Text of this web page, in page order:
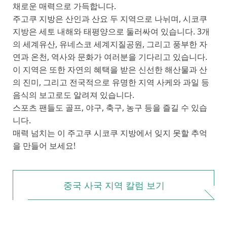
채로운 매력으로 가득합니다.
주고쿠 지방은 산인과 산요 두 지역으로 나뉘며, 시코쿠
지방은 세토 내해와 태평양으로 둘러싸여 있습니다. 3개
의 세계유산, 유네스코 세계지질공원, 그리고 풍부한 자
연과 온천, 역사와 문화가 여러분을 기다리고 있습니다.
이 지역은 또한 자연의 혜택을 받은 신선한 해산물과 산
의 진미, 그리고 전국적으로 유명한 지역 사케와 과일 등
음식의 보고로도 알려져 있습니다.
스포츠 팬들도 골프, 야구, 축구, 농구 등을 즐길 수 있습
니다.
매력 넘치는 이 주고쿠 시코쿠 지방에서 잊지 못할 추억
을 만들어 보세요!
중국 사국 지역 칼럼 보기